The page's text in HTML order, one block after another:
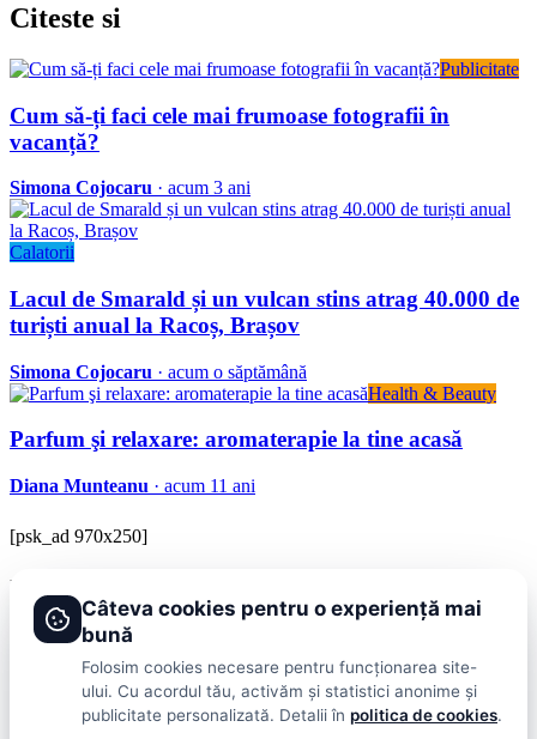
Citeste si
Publicitate
Cum să-ți faci cele mai frumoase fotografii în
vacanță?
Simona Cojocaru · acum 3 ani
Calatorii
Lacul de Smarald și un vulcan stins atrag 40.000 de
turiști anual la Racoș, Brașov
Simona Cojocaru · acum o săptămână
Health & Beauty
Parfum şi relaxare: aromaterapie la tine acasă
Diana Munteanu · acum 11 ani
[psk_ad 970x250]
BRAVOnet
Showbiz, vedete si tot ce misca in lumea mondena
ShowbizPublicitateLifestyleHealth & BeautyCasa si Gradina
Câteva cookies pentru o experiență mai
bună
Folosim cookies necesare pentru funcționarea site-
ului. Cu acordul tău, activăm și statistici anonime și
publicitate personalizată. Detalii în politica de cookies.